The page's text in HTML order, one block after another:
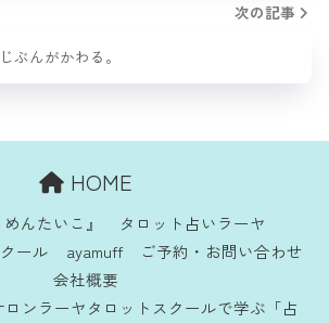
次の記事
ぶんがかわる。
HOME
んたいこ』
タロット占いラーヤ
ール
ayamuff
ご予約・お問い合わせ
会社概要
ロンラーヤタロットスクールで学ぶ「占